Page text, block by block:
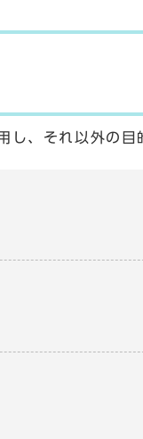
、それ以外の目